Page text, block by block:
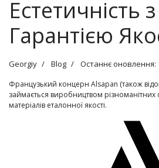
Естетичність з
Гарантією
Georgiy Blog Останнє оновлення:
Французький концерн Alsapan (також
займається виробництвом
матеріалів еталонної якості.